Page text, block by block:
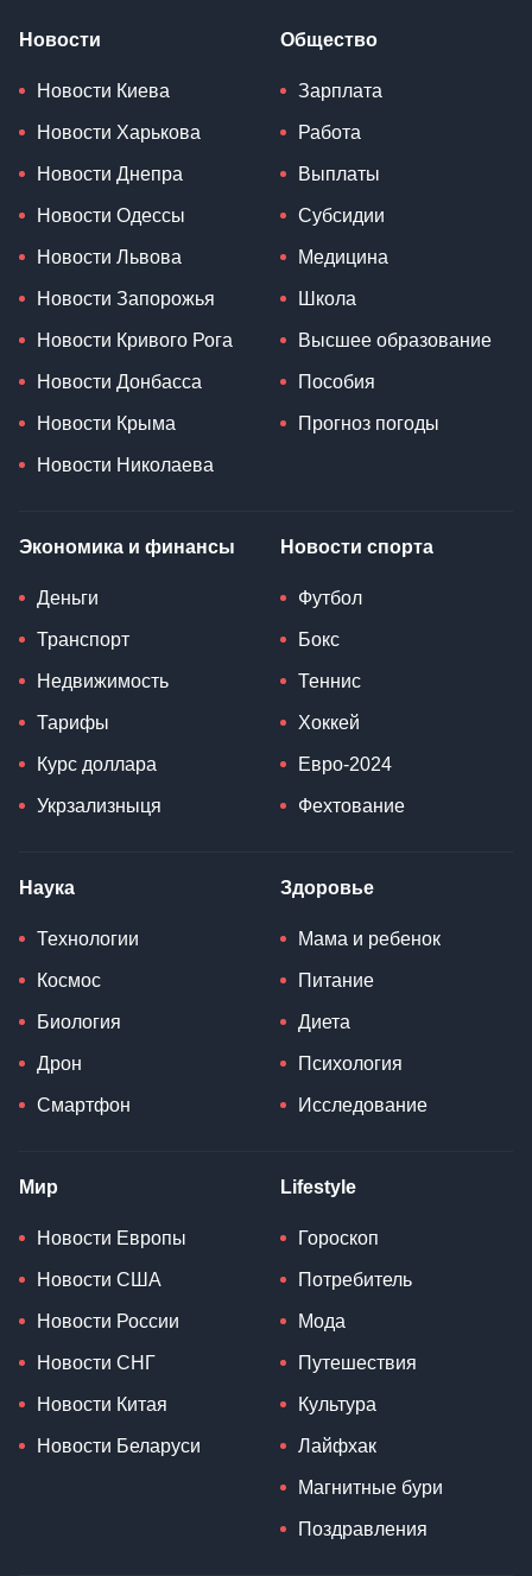
Новости
Новости Киева
Новости Харькова
Новости Днепра
Новости Одессы
Новости Львова
Новости Запорожья
Новости Кривого Рога
Новости Донбасса
Новости Крыма
Новости Николаева
Общество
Зарплата
Работа
Выплаты
Субсидии
Медицина
Школа
Высшее образование
Пособия
Прогноз погоды
Экономика и финансы
Деньги
Транспорт
Недвижимость
Тарифы
Курс доллара
Укрзализныця
Новости спорта
Футбол
Бокс
Теннис
Хоккей
Евро-2024
Фехтование
Наука
Технологии
Космос
Биология
Дрон
Смартфон
Здоровье
Мама и ребенок
Питание
Диета
Психология
Исследование
Мир
Новости Европы
Новости США
Новости России
Новости СНГ
Новости Китая
Новости Беларуси
Lifestyle
Гороскоп
Потребитель
Мода
Путешествия
Культура
Лайфхак
Магнитные бури
Поздравления